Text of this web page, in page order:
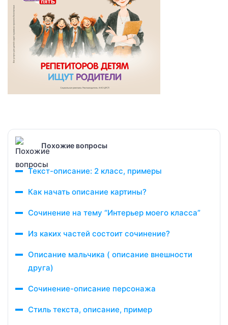
Похожие вопросы
Текст-описание: 2 класс, примеры
Как начать описание картины?
Сочинение на тему “Интерьер моего класса”
Из каких частей состоит сочинение?
Описание мальчика ( описание внешности
друга)
Сочинение-описание персонажа
Стиль текста, описание, пример